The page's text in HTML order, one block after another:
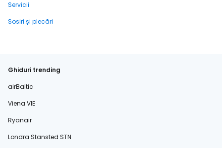
Servicii
Sosiri și plecări
Ghiduri trending
airBaltic
Viena VIE
Ryanair
Londra Stansted STN